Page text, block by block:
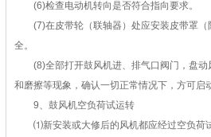
(6)检查电动机转向是否符合指向要求。
(7)在皮带轮（联轴器）处应安装皮带罩（
全。
(8)全部打开鼓风机进、排气口阀门，盘动
和磨擦等现象，确认一切正常情况下，方可启
9、鼓风机空负荷试运转
⑴新安装或大修后的风机都应经过空负荷试